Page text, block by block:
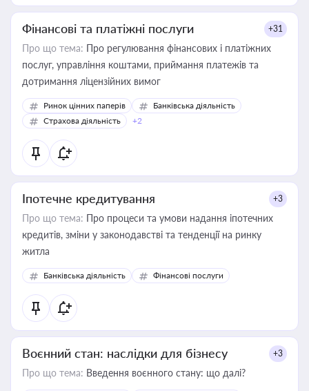
Фінансові та платіжні послуги +31
Про що тема: Про регулювання фінансових і платіжних
послуг, управління коштами, приймання платежів та
дотримання ліцензійних вимог
Ринок цінних паперів
Банківська діяльність
Страхова діяльність
+2
Іпотечне кредитування +3
Про що тема: Про процеси та умови надання іпотечних
кредитів, зміни у законодавстві та тенденції на ринку
житла
Банківська діяльність Фінансові послуги
Воєнний стан: наслідки для бізнесу +3
Про що тема: Введення воєнного стану: що далі?